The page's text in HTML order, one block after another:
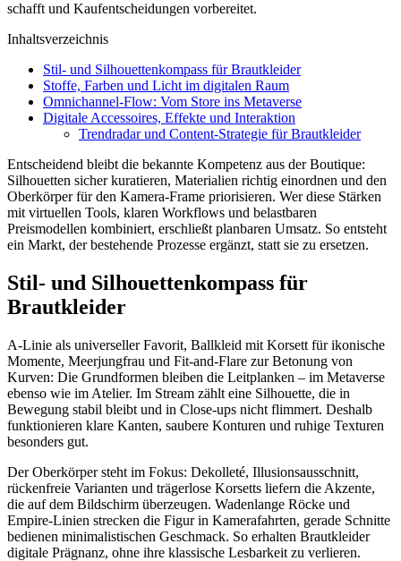
schafft und Kaufentscheidungen vorbereitet.
Inhaltsverzeichnis
Stil- und Silhouettenkompass für Brautkleider
Stoffe, Farben und Licht im digitalen Raum
Omnichannel-Flow: Vom Store ins Metaverse
Digitale Accessoires, Effekte und Interaktion
Trendradar und Content-Strategie für Brautkleider
Entscheidend bleibt die bekannte Kompetenz aus der Boutique:
Silhouetten sicher kuratieren, Materialien richtig einordnen und den
Oberkörper für den Kamera-Frame priorisieren. Wer diese Stärken
mit virtuellen Tools, klaren Workflows und belastbaren
Preismodellen kombiniert, erschließt planbaren Umsatz. So entsteht
ein Markt, der bestehende Prozesse ergänzt, statt sie zu ersetzen.
Stil- und Silhouettenkompass für
Brautkleider
A-Linie als universeller Favorit, Ballkleid mit Korsett für ikonische
Momente, Meerjungfrau und Fit-and-Flare zur Betonung von
Kurven: Die Grundformen bleiben die Leitplanken – im Metaverse
ebenso wie im Atelier. Im Stream zählt eine Silhouette, die in
Bewegung stabil bleibt und in Close-ups nicht flimmert. Deshalb
funktionieren klare Kanten, saubere Konturen und ruhige Texturen
besonders gut.
Der Oberkörper steht im Fokus: Dekolleté, Illusionsausschnitt,
rückenfreie Varianten und trägerlose Korsetts liefern die Akzente,
die auf dem Bildschirm überzeugen. Wadenlange Röcke und
Empire-Linien strecken die Figur in Kamerafahrten, gerade Schnitte
bedienen minimalistischen Geschmack. So erhalten Brautkleider
digitale Prägnanz, ohne ihre klassische Lesbarkeit zu verlieren.